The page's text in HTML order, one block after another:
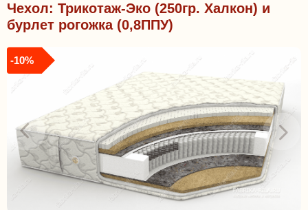
Чехол: Трикотаж-Эко (250гр. Халкон) и
бурлет рогожка (0,8ППУ)
-10%